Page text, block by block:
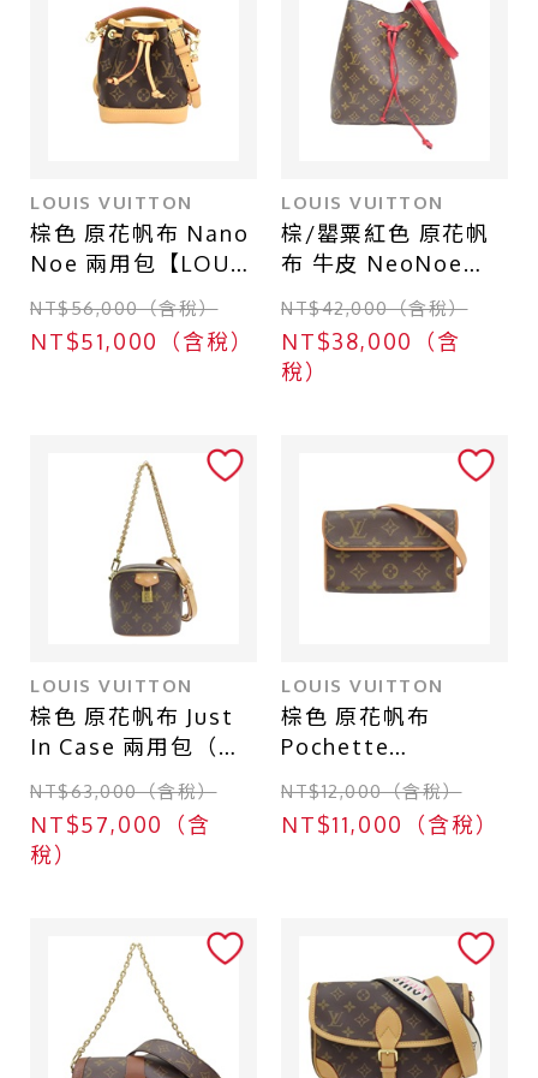
LOUIS VUITTON
棕色 原花帆布 Nano
Noe 兩用包【LOUIS
VUITTON LV 路易威
登】 M81266
NT$56,000（含稅）
NT$51,000（含稅）
LOUIS VUITTON
棕/罌粟紅色 原花帆
布 牛皮 NeoNoe
MM 水桶包 肩背包
【LOUIS VUITTON
LV 路易威登】
M44021
NT$42,000（含稅）
NT$38,000（含
稅）
LOUIS VUITTON
棕色 原花帆布 Just
In Case 兩用包（無
鑰匙）【LOUIS
VUITTON LV 路易威
登】 M47096
NT$63,000（含稅）
NT$57,000（含
稅）
LOUIS VUITTON
棕色 原花帆布
Pochette
Florentine 腰包
M51855【LOUIS
VUITTON LV 路易威
NT$12,000（含稅）
NT$11,000（含稅）